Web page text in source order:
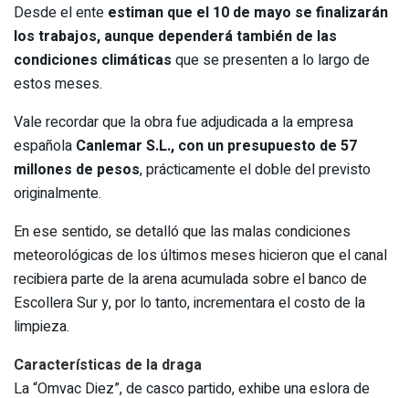
Desde el ente estiman que el 10 de mayo se finalizarán
los trabajos, aunque dependerá también de las
condiciones climáticas que se presenten a lo largo de
estos meses.
Vale recordar que la obra fue adjudicada a la empresa
española Canlemar S.L., con un presupuesto de 57
millones de pesos, prácticamente el doble del previsto
originalmente.
En ese sentido, se detalló que las malas condiciones
meteorológicas de los últimos meses hicieron que el canal
recibiera parte de la arena acumulada sobre el banco de
Escollera Sur y, por lo tanto, incrementara el costo de la
limpieza.
Características de la draga
La “Omvac Diez”, de casco partido, exhibe una eslora de